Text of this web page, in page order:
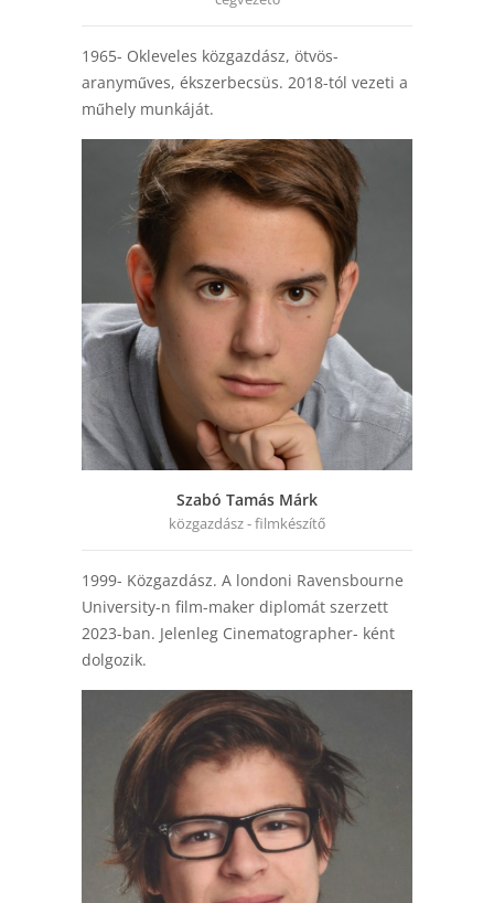
1965- Okleveles közgazdász, ötvös-
aranyműves, ékszerbecsüs. 2018-tól vezeti a
műhely munkáját.
Szabó Tamás Márk
közgazdász - filmkészítő
1999- Közgazdász. A londoni Ravensbourne
University-n film-maker diplomát szerzett
2023-ban. Jelenleg Cinematographer- ként
dolgozik.